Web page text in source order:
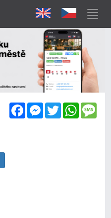
FacebookMessenger
Twitter